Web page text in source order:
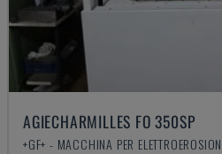
AGIECHARMILLES FO 350SP
+GF+ - MACCHINA PER